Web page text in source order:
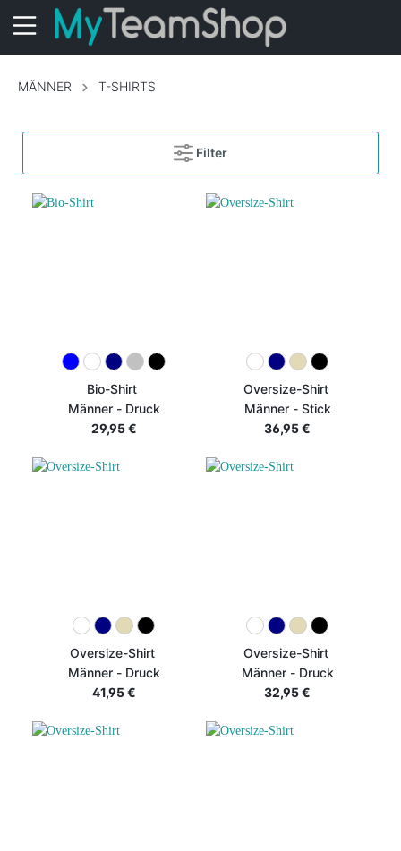
MÄNNER T-SHIRTS
Filter
Bio-Shirt
Männer - Druck
29,95 €
Oversize-Shirt
Männer - Stick
36,95 €
Oversize-Shirt
Männer - Druck
41,95 €
Oversize-Shirt
Männer - Druck
32,95 €